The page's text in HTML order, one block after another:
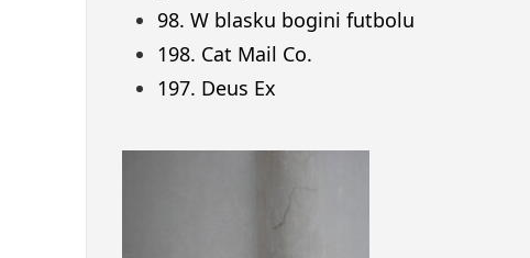
98. W blasku bogini futbolu
198. Cat Mail Co.
197. Deus Ex